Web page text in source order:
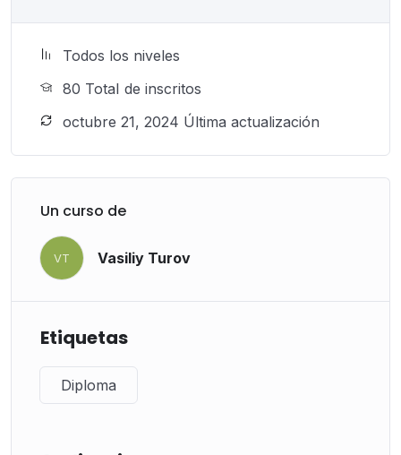
Todos los niveles
80 TotaI de inscritos
octubre 21, 2024 Última actualización
Un curso de
VT Vasiliy Turov
Etiquetas
Diploma